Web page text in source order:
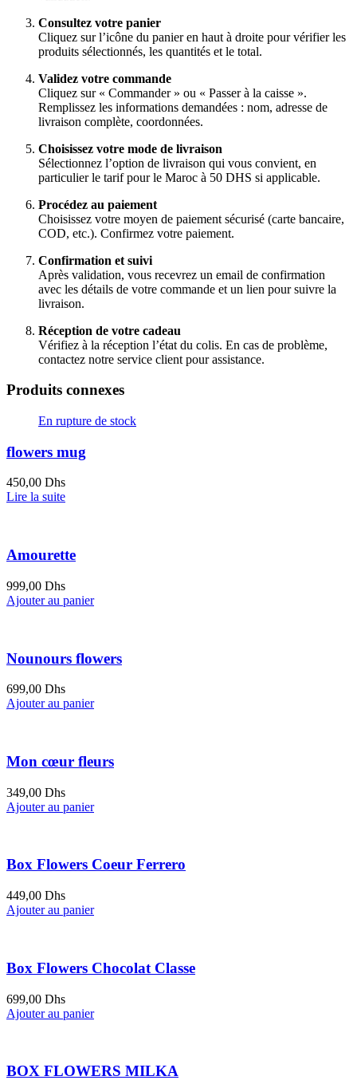
Consultez votre panier
Cliquez sur l’icône du panier en haut à droite pour vérifier les
produits sélectionnés, les quantités et le total.
Validez votre commande
Cliquez sur « Commander » ou « Passer à la caisse ».
Remplissez les informations demandées : nom, adresse de
livraison complète, coordonnées.
Choisissez votre mode de livraison
Sélectionnez l’option de livraison qui vous convient, en
particulier le tarif pour le Maroc à 50 DHS si applicable.
Procédez au paiement
Choisissez votre moyen de paiement sécurisé (carte bancaire,
COD, etc.). Confirmez votre paiement.
Confirmation et suivi
Après validation, vous recevrez un email de confirmation
avec les détails de votre commande et un lien pour suivre la
livraison.
Réception de votre cadeau
Vérifiez à la réception l’état du colis. En cas de problème,
contactez notre service client pour assistance.
Produits connexes
En rupture de stock
flowers mug
450,00 Dhs
Lire la suite
Amourette
999,00 Dhs
Ajouter au panier
Nounours flowers
699,00 Dhs
Ajouter au panier
Mon cœur fleurs
349,00 Dhs
Ajouter au panier
Box Flowers Coeur Ferrero
449,00 Dhs
Ajouter au panier
Box Flowers Chocolat Classe
699,00 Dhs
Ajouter au panier
BOX FLOWERS MILKA